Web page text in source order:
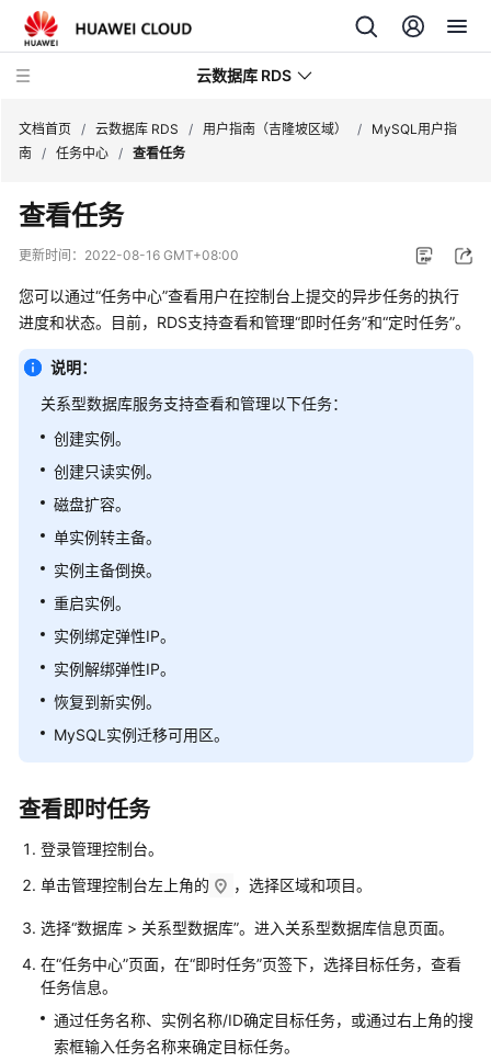
云数据库 RDS
产
介
绍
计
费
快
门
介
绍
指
南
佳
实
践
性
能
文档首页 / 云数据库 RDS / 用户指南（吉隆坡区域） /
MySQL用户指
南 / 任务中心 / 查看任务
查看任务
更新时间： 2022-08-16 GMT+08:00
您可以通过“任务中心”查看用户在控制台上提交的异步任务的执行
进度和状态。目前，RDS支持查看和管理“即时任务”和“定时任务”。
说明：
关系型数据库服务支持查看和管理以下任务：
创建实例。
创建只读实例。
磁盘扩容。
单实例转主备。
实例主备倒换。
重启实例。
实例绑定弹性IP。
实例解绑弹性IP。
恢复到新实例。
MySQL实例迁移可用区。
查看即时任务
登录管理控制台。
单击管理控制台左上角的
，选择区域和项目。
选择“数据库 > 关系型数据库”。进入关系型数据库信息页面。
在“任务中心”页面，在“即时任务”页签下，选择目标任务，查看
任务信息。
通过任务名称、实例名称/ID确定目标任务，或通过右上角的搜
索框输入任务名称来确定目标任务。